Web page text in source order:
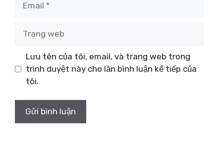
web
Lưu tên của tôi, email, và trang web trong
trình duyệt này cho lần bình luận kế tiếp của
tôi.